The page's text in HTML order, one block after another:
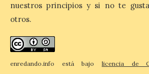
Asturias lidera el
auge de la demanda redefine la
planificación: reservas más anticipadas y
estancias más breves en torno al
nuestros principios y si no te
otros.
enredando.info está bajo licencia de